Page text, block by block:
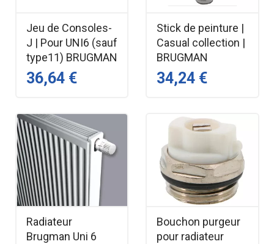
Jeu de Consoles-
J | Pour UNI6 (sauf
type11) BRUGMAN
36,64 €
Stick de peinture |
Casual collection |
BRUGMAN
34,24 €
Radiateur
Brugman Uni 6
Bouchon purgeur
pour radiateur